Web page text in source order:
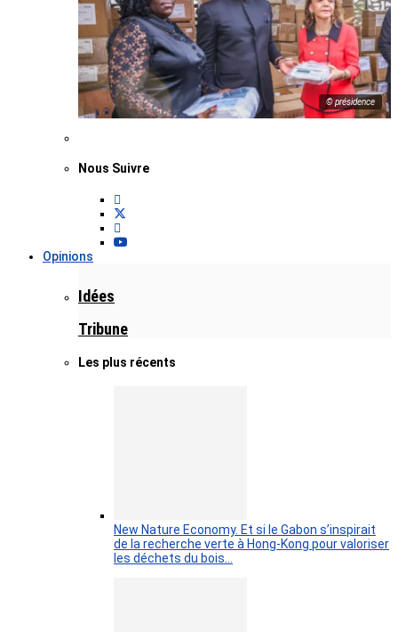
© présidence
Nous Suivre
Opinions
Idées
Tribune
Les plus récents
New Nature Economy. Et si le Gabon s’inspirait
de la recherche verte à Hong-Kong pour valoriser
les déchets du bois…